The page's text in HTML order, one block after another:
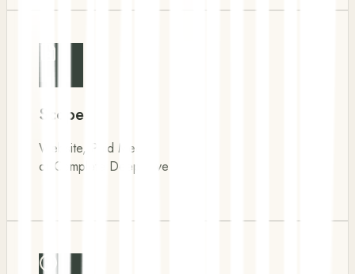
Scope
Website, Paid Media,
or Complete Deep Dive